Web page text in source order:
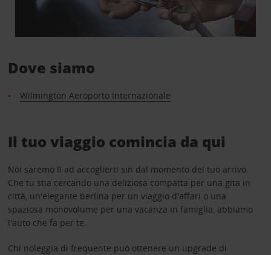
Dove siamo
Wilmington Aeroporto Internazionale
Il tuo viaggio comincia da qui
Noi saremo lì ad accoglierti sin dal momento del tuo arrivo.
Che tu stia cercando una deliziosa compatta per una gita in
città, un'elegante berlina per un viaggio d'affari o una
spaziosa monovolume per una vacanza in famiglia, abbiamo
l'auto che fa per te.
Chi noleggia di frequente può ottenere un upgrade di